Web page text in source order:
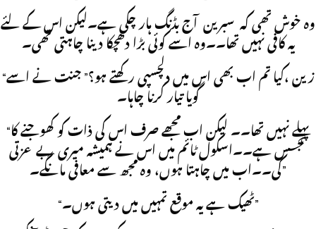
وہ خوش تھی کہ سبرین آج بڈنگ ہار چکی ہے۔لیکن اس کے لئے
یہ کافی نہیں تھا۔۔وہ اسے کوئی بڑا دھچکا دینا چاہتی تھی۔
“زین ،کیا تم اب بھی اس میں دلچسپی رکھتے ہو؟” جنت نے اسے
گویا تیار کرنا چاہا۔
“پہلے نہیں تھا۔۔ لیکن اب مجھے صرف اس کی ذات کو کھوجنے کا
تجسس ہے۔۔اسکول ٹائم میں اس نے ہمیشہ میری بے عزتی
کی۔۔اب میں چاہتا ہوں، وہ مجھ سے معافی مانگے۔”
“ٹھیک ہے یہ موقع تمہیں میں دیتی ہوں۔”